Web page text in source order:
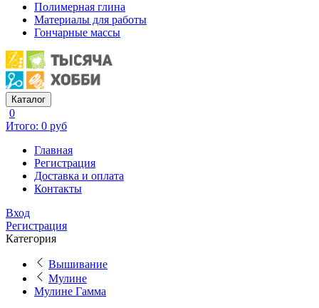
Полимерная глина
Материалы для работы
Гончарные массы
Каталог
0
Итого: 0 руб
Главная
Регистрация
Доставка и оплата
Контакты
Вход
Регистрация
Категория
Вышивание
Мулине
Мулине Гамма